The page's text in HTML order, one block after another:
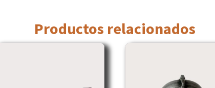
Productos relacionados